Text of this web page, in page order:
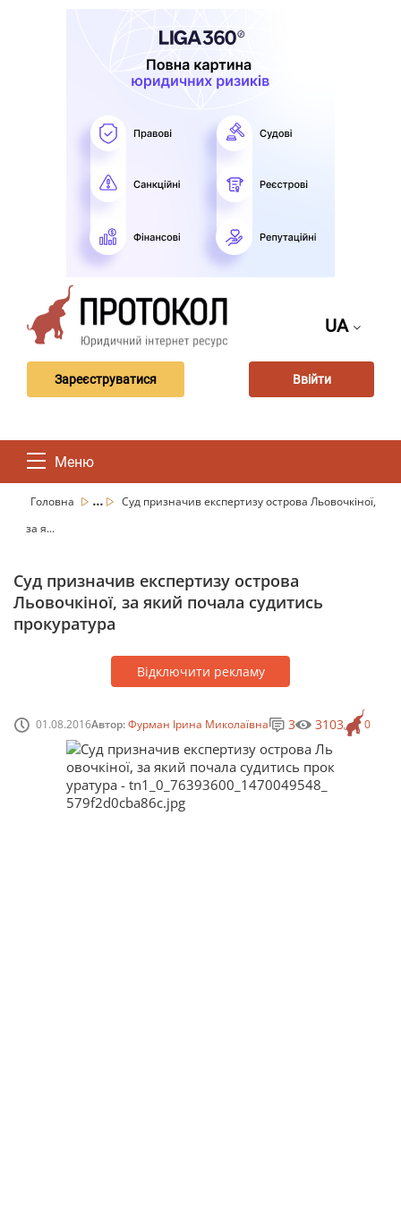
UA
Зареєструватися Ввійти
Меню
Головна ...
Суд призначив експертизу острова Льовочкіної,
за я...
Суд призначив експертизу острова
Льовочкіної, за який почала судитись
прокуратура
Відключити рекламу
01.08.2016Автор:Фурман Ірина Миколаївна 0
3 3103